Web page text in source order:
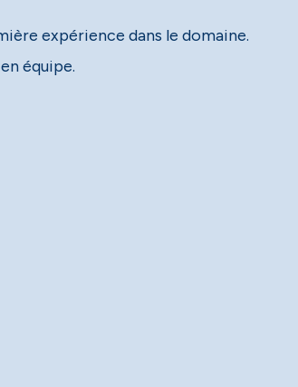
expérience dans le domaine.
équipe.